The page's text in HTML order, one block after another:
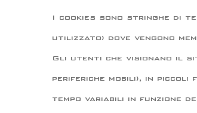
I cookies sono stringhe di
utilizzato) dove vengono
Gli utenti che visionano il
periferiche mobili), in
tempo variabili in funzione